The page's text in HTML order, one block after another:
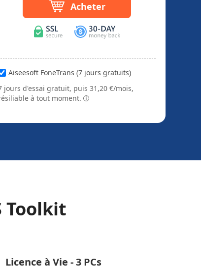
Acheter
Aiseesoft FoneTrans (7 jours gratuits)
jours d'essai gratuit, puis 31,20 €/mois,
à tout moment.
Toolkit
Licence à Vie - 3 PCs